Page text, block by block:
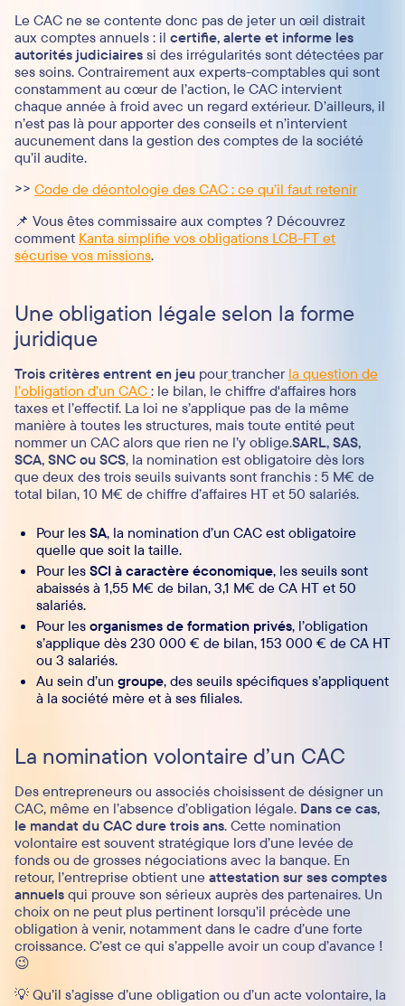
Le CAC ne se contente donc pas de jeter un œil distrait
aux comptes annuels : il certifie, alerte et informe les
autorités judiciaires si des irrégularités sont détectées par
ses soins. Contrairement aux experts-comptables qui sont
constamment au cœur de l’action, le CAC intervient
chaque année à froid avec un regard extérieur. D’ailleurs, il
n’est pas là pour apporter des conseils et n’intervient
aucunement dans la gestion des comptes de la société
qu’il audite.
>> Code de déontologie des CAC : ce qu’il faut retenir
📌 Vous êtes commissaire aux comptes ? Découvrez
comment Kanta simplifie vos obligations LCB-FT et
sécurise vos missions.
Une obligation légale selon la forme
juridique
Trois critères entrent en jeu pour trancher la question de
l’obligation d’un CAC : le bilan, le chiffre d'affaires hors
taxes et l’effectif. La loi ne s’applique pas de la même
manière à toutes les structures, mais toute entité peut
nommer un CAC alors que rien ne l’y oblige.SARL, SAS,
SCA, SNC ou SCS, la nomination est obligatoire dès lors
que deux des trois seuils suivants sont franchis : 5 M€ de
total bilan, 10 M€ de chiffre d’affaires HT et 50 salariés.
Pour les SA, la nomination d’un CAC est obligatoire
quelle que soit la taille.
Pour les SCI à caractère économique, les seuils sont
abaissés à 1,55 M€ de bilan, 3,1 M€ de CA HT et 50
salariés.
Pour les organismes de formation privés, l’obligation
s’applique dès 230 000 € de bilan, 153 000 € de CA HT
ou 3 salariés.
Au sein d’un groupe, des seuils spécifiques s’appliquent
à la société mère et à ses filiales.
La nomination volontaire d’un CAC
Des entrepreneurs ou associés choisissent de désigner un
CAC, même en l’absence d’obligation légale. Dans ce cas,
le mandat du CAC dure trois ans. Cette nomination
volontaire est souvent stratégique lors d’une levée de
fonds ou de grosses négociations avec la banque. En
retour, l’entreprise obtient une attestation sur ses comptes
annuels qui prouve son sérieux auprès des partenaires. Un
choix on ne peut plus pertinent lorsqu’il précède une
obligation à venir, notamment dans le cadre d’une forte
croissance. C’est ce qui s’appelle avoir un coup d’avance !
😉
💡 Qu’il s’agisse d’une obligation ou d’un acte volontaire, la